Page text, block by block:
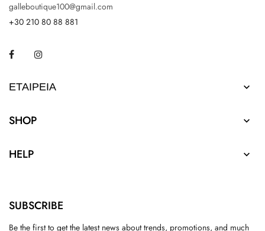
galleboutique100@gmail.com
+30 210 80 88 881
Facebook
ΕΤΑΙΡΕΊΑ 
SHOP 
HELP 
SUBSCRIBE
Be the first to get the latest news about trends, promotions, and much